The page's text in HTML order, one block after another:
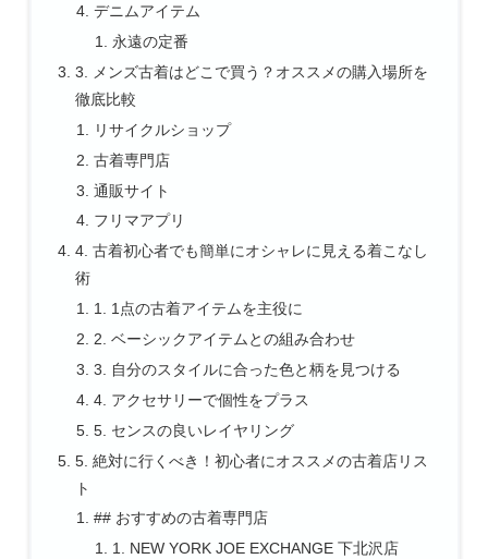
デニムアイテム
永遠の定番
3. メンズ古着はどこで買う？オススメの購入場所を
徹底比較
リサイクルショップ
古着専門店
通販サイト
フリマアプリ
4. 古着初心者でも簡単にオシャレに見える着こなし
術
1. 1点の古着アイテムを主役に
2. ベーシックアイテムとの組み合わせ
3. 自分のスタイルに合った色と柄を見つける
4. アクセサリーで個性をプラス
5. センスの良いレイヤリング
5. 絶対に行くべき！初心者にオススメの古着店リス
ト
## おすすめの古着専門店
1. NEW YORK JOE EXCHANGE 下北沢店